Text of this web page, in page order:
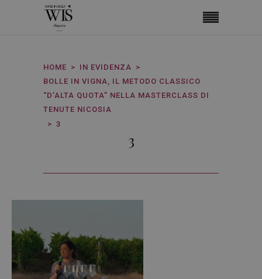
HOME
IN EVIDENZA
BOLLE IN VIGNA, IL METODO CLASSICO
“D’ALTA QUOTA” NELLA MASTERCLASS DI
TENUTE NICOSIA
3
3